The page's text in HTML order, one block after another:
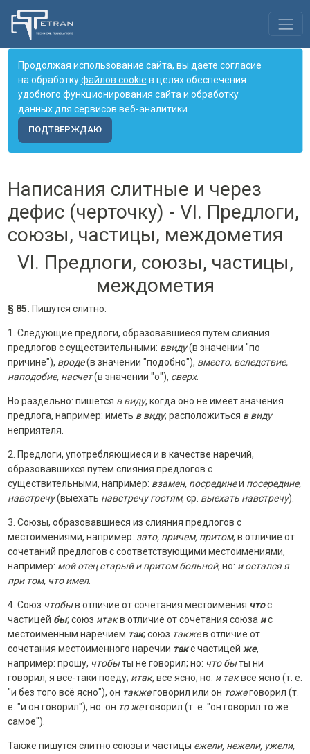
Продолжая использование сайта, вы даете согласие
на обработкуфайлов cookie в целях обеспечения
удобного функционирования сайта и обработку
данных для сервисов веб-аналитики.
ПОДТВЕРЖДАЮ
Написания слитные и через
дефис (черточку) - VI. Предлоги,
союзы, частицы, междометия
VI. Предлоги, союзы, частицы,
междометия
§ 85. Пишутся слитно:
1. Следующие предлоги, образовавшиеся путем слияния
предлогов с существительными: ввиду(в значении "по
причине"), вроде(в значении "подобно"), вместо, вследствие,
наподобие, насчет(в значении "о"), сверх.
Но раздельно: пишется в виду, когда оно не имеет значения
предлога, например: иметь в виду; расположиться в виду
неприятеля.
2. Предлоги, употребляющиеся и в качестве наречий,
образовавшихся путем слияния предлогов с
существительными, например: взамен, noсрединеи посередине,
навстречу(выехать навстречу гостям, ср. выехать навстречу).
3. Союзы, образовавшиеся из слияния предлогов с
местоимениями, например: зато, причем, притом, в отличие от
сочетаний предлогов с соответствующими местоимениями,
например: мой отец старый и притом больной, но: и остался я
при том, что имел.
4. Союз чтобыв отличие от сочетания местоимения чтос
частицей бы; союз итакв отличие от сочетания союза ис
местоименным наречием так; союз такжев отличие от
сочетания местоименного наречии такс частицей же,
например: прошу, чтобыты не говорил; но: что быты ни
говорил, я все-таки поеду; итак, все ясно; но: и таквсе ясно (т. е.
"и без того всё ясно"), он такжеговорил или он тожеговорил (т.
е. "и он говорил"), но: он то жеговорил (т. е. "он говорил то же
самое").
Также пишутся слитно союзы и частицы ежели, нежели, ужели,